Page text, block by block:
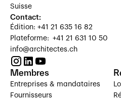
Suisse
Contact:
Édition: +41 21 635 16 82
Plateforme: +41 21 631 10 50
info@architectes.ch
Membres
Entreprises & mandataires
Fournisseurs